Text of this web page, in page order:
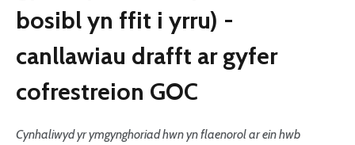
bosibl yn ffit i yrru) -
canllawiau drafft ar gyfer
cofrestreion GOC
Cynhaliwyd yr ymgynghoriad hwn yn flaenorol ar ein hwb